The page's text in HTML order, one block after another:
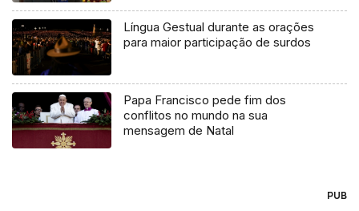
Língua Gestual durante as orações
para maior participação de surdos
Papa Francisco pede fim dos
conflitos no mundo na sua
mensagem de Natal
PUB